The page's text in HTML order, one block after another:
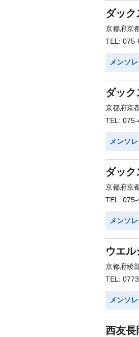
ダッ
京都府京
TEL:
メンソ
ダッ
京都府京
TEL:
メンソ
ダッ
京都府京
TEL: 075-
メンソ
ウエ
京都府綾
TEL:
メンソ
西友長